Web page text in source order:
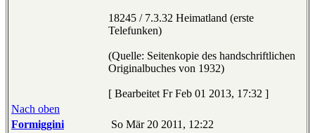
18245 / 7.3.32 Heimatland (erste
Telefunken)
(Quelle: Seitenkopie des handschriftlichen
Originalbuches von 1932)
[ Bearbeitet Fr Feb 01 2013, 17:32 ]
Nach oben
Formiggini
So Mär 20 2011, 12:22